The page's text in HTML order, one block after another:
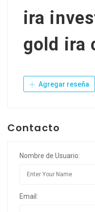
ira
gold ira
Agregar reseña
Contacto
Nombre de Usuario:
Email: